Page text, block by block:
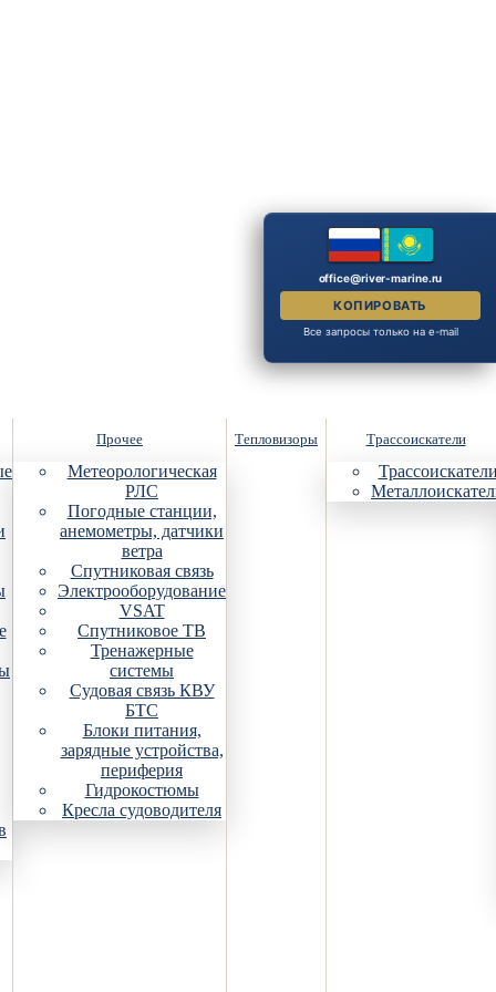
Прочее
Метеорологическая
РЛС
Погодные станции,
анемометры, датчики
ветра
Спутниковая связь
Электрооборудование
VSAT
Спутниковое ТВ
Тренажерные
системы
Судовая связь КВУ
БТС
Блоки питания,
зарядные устройства,
периферия
Гидрокостюмы
Кресла судоводителя
Тепловизоры Трассоискатели
office@river-marine.ru
КОПИРОВАТЬ
Все запросы только на e-mail